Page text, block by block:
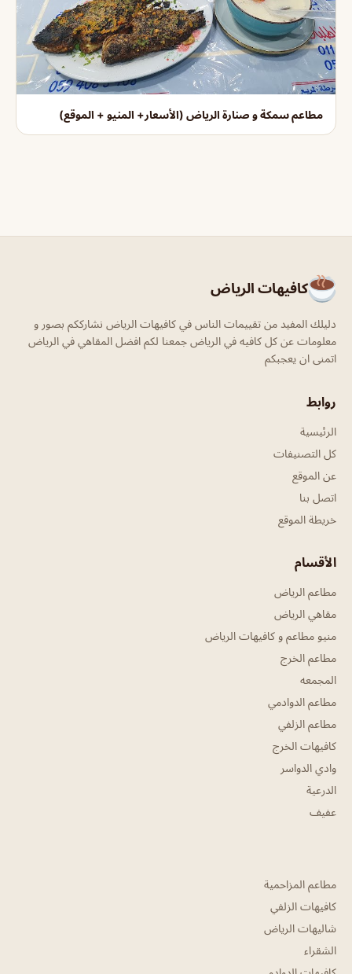
مطاعم سمكة و صنارة الرياض (الأسعار+ المنيو + الموقع)
كافيهات الرياض
دليلك المفيد من تقييمات الناس في كافيهات الرياض نشارككم بصور و
معلومات عن كل كافيه في الرياض جمعنا لكم افضل المقاهي في الرياض
اتمنى ان يعجبكم
روابط
الرئيسية
كل التصنيفات
عن الموقع
اتصل بنا
خريطة الموقع
الأقسام
مطاعم الرياض
مقاهي الرياض
منيو مطاعم و كافيهات الرياض
مطاعم الخرج
المجمعه
مطاعم الدوادمي
مطاعم الزلفي
كافيهات الخرج
وادي الدواسر
الدرعية
عفيف
مطاعم المزاحمية
كافيهات الزلفي
شاليهات الرياض
الشقراء